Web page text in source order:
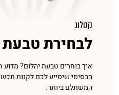
קטלוג
לבחירת טבעת
איך בוחרים טבעת יהלום? מדוע
הבסיסי שיסייע לכם לקנות
המשתלם ביותר.